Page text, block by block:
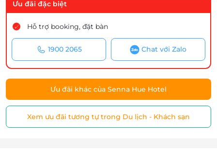
Ưu đãi đặc biệt
Hỗ trợ booking, đặt bàn
1900 2065 Chat với Zalo
Ưu đãi khác của Senna Hue Hotel
Xem ưu đãi tương tự trong Du lịch - Khách sạn